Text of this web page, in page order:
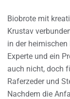
Biobrote mit
Krustav
in der
Experte und ein
auch nicht, doch
Raferzeder und
Nachdem die